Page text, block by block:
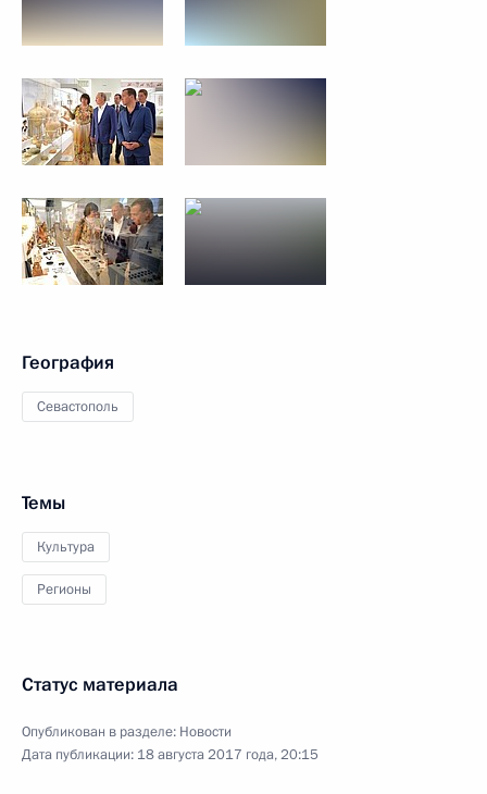
География
Севастополь
Темы
Культура
Регионы
Статус материала
Опубликован в разделе: Новости
Дата публикации: 18 августа 2017 года, 20:15